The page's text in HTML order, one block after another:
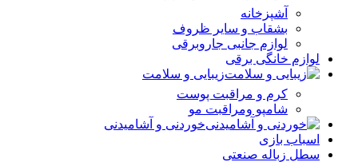
آشپزخانه
بشقاب و سایر ظروف
لوازم جانبی جاروبرقی
لوازم خانگی برقی
زیبایی و سلامت
کرم و مراقبت پوست
شامپو ومراقبت مو
خوردنی و آشامیدنی
اسباب بازی
سطل زباله صنعتی